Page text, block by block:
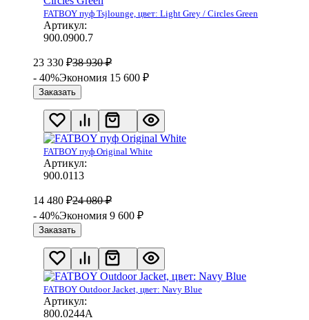
FATBOY пуф Tsjlounge, цвет: Light Grey / Circles Green
Артикул:
900.0900.7
23 330 ₽38 930 ₽
- 40%Экономия 15 600 ₽
Заказать
FATBOY пуф Original White
Артикул:
900.0113
14 480 ₽24 080 ₽
- 40%Экономия 9 600 ₽
Заказать
FATBOY Outdoor Jacket, цвет: Navy Blue
Артикул:
800.0244A